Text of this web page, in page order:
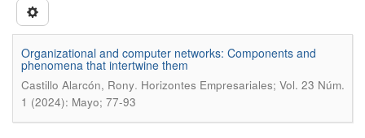
Organizational and computer networks: Components and
phenomena that intertwine them
Castillo Alarcón, Rony. Horizontes Empresariales; Vol. 23 Núm.
1 (2024): Mayo; 77-93